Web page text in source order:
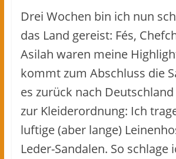
Drei Wochen bin ich nun
das Land gereist: Fés,
Asilah waren meine
kommt zum Abschluss die
es zurück nach
zur Kleiderordnung: Ich
luftige (aber lange)
Leder-Sandalen. So schlage